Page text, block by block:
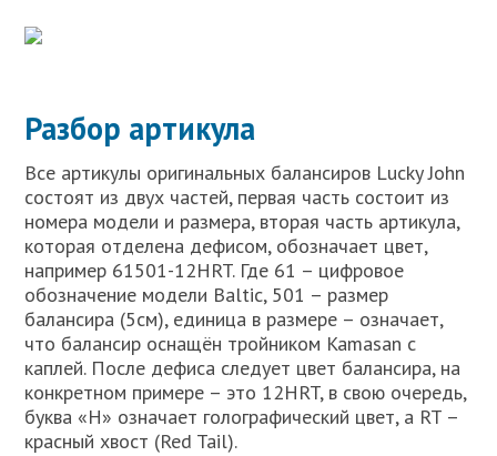
Разбор артикула
Все артикулы оригинальных балансиров Lucky John
состоят из двух частей, первая часть состоит из
номера модели и размера, вторая часть артикула,
которая отделена дефисом, обозначает цвет,
например 61501-12HRT. Где 61 – цифровое
обозначение модели Baltic, 501 – размер
балансира (5см), единица в размере – означает,
что балансир оснащён тройником Kamasan с
каплей. После дефиса следует цвет балансира, на
конкретном примере – это 12HRT, в свою очередь,
буква «H» означает голографический цвет, а RT –
красный хвост (Red Tail).